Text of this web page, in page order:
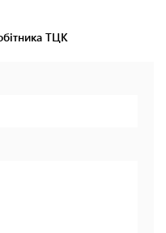
ТЦК